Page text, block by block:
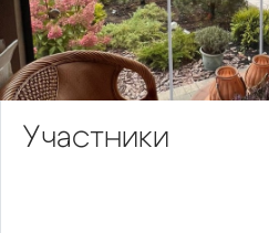
Участники